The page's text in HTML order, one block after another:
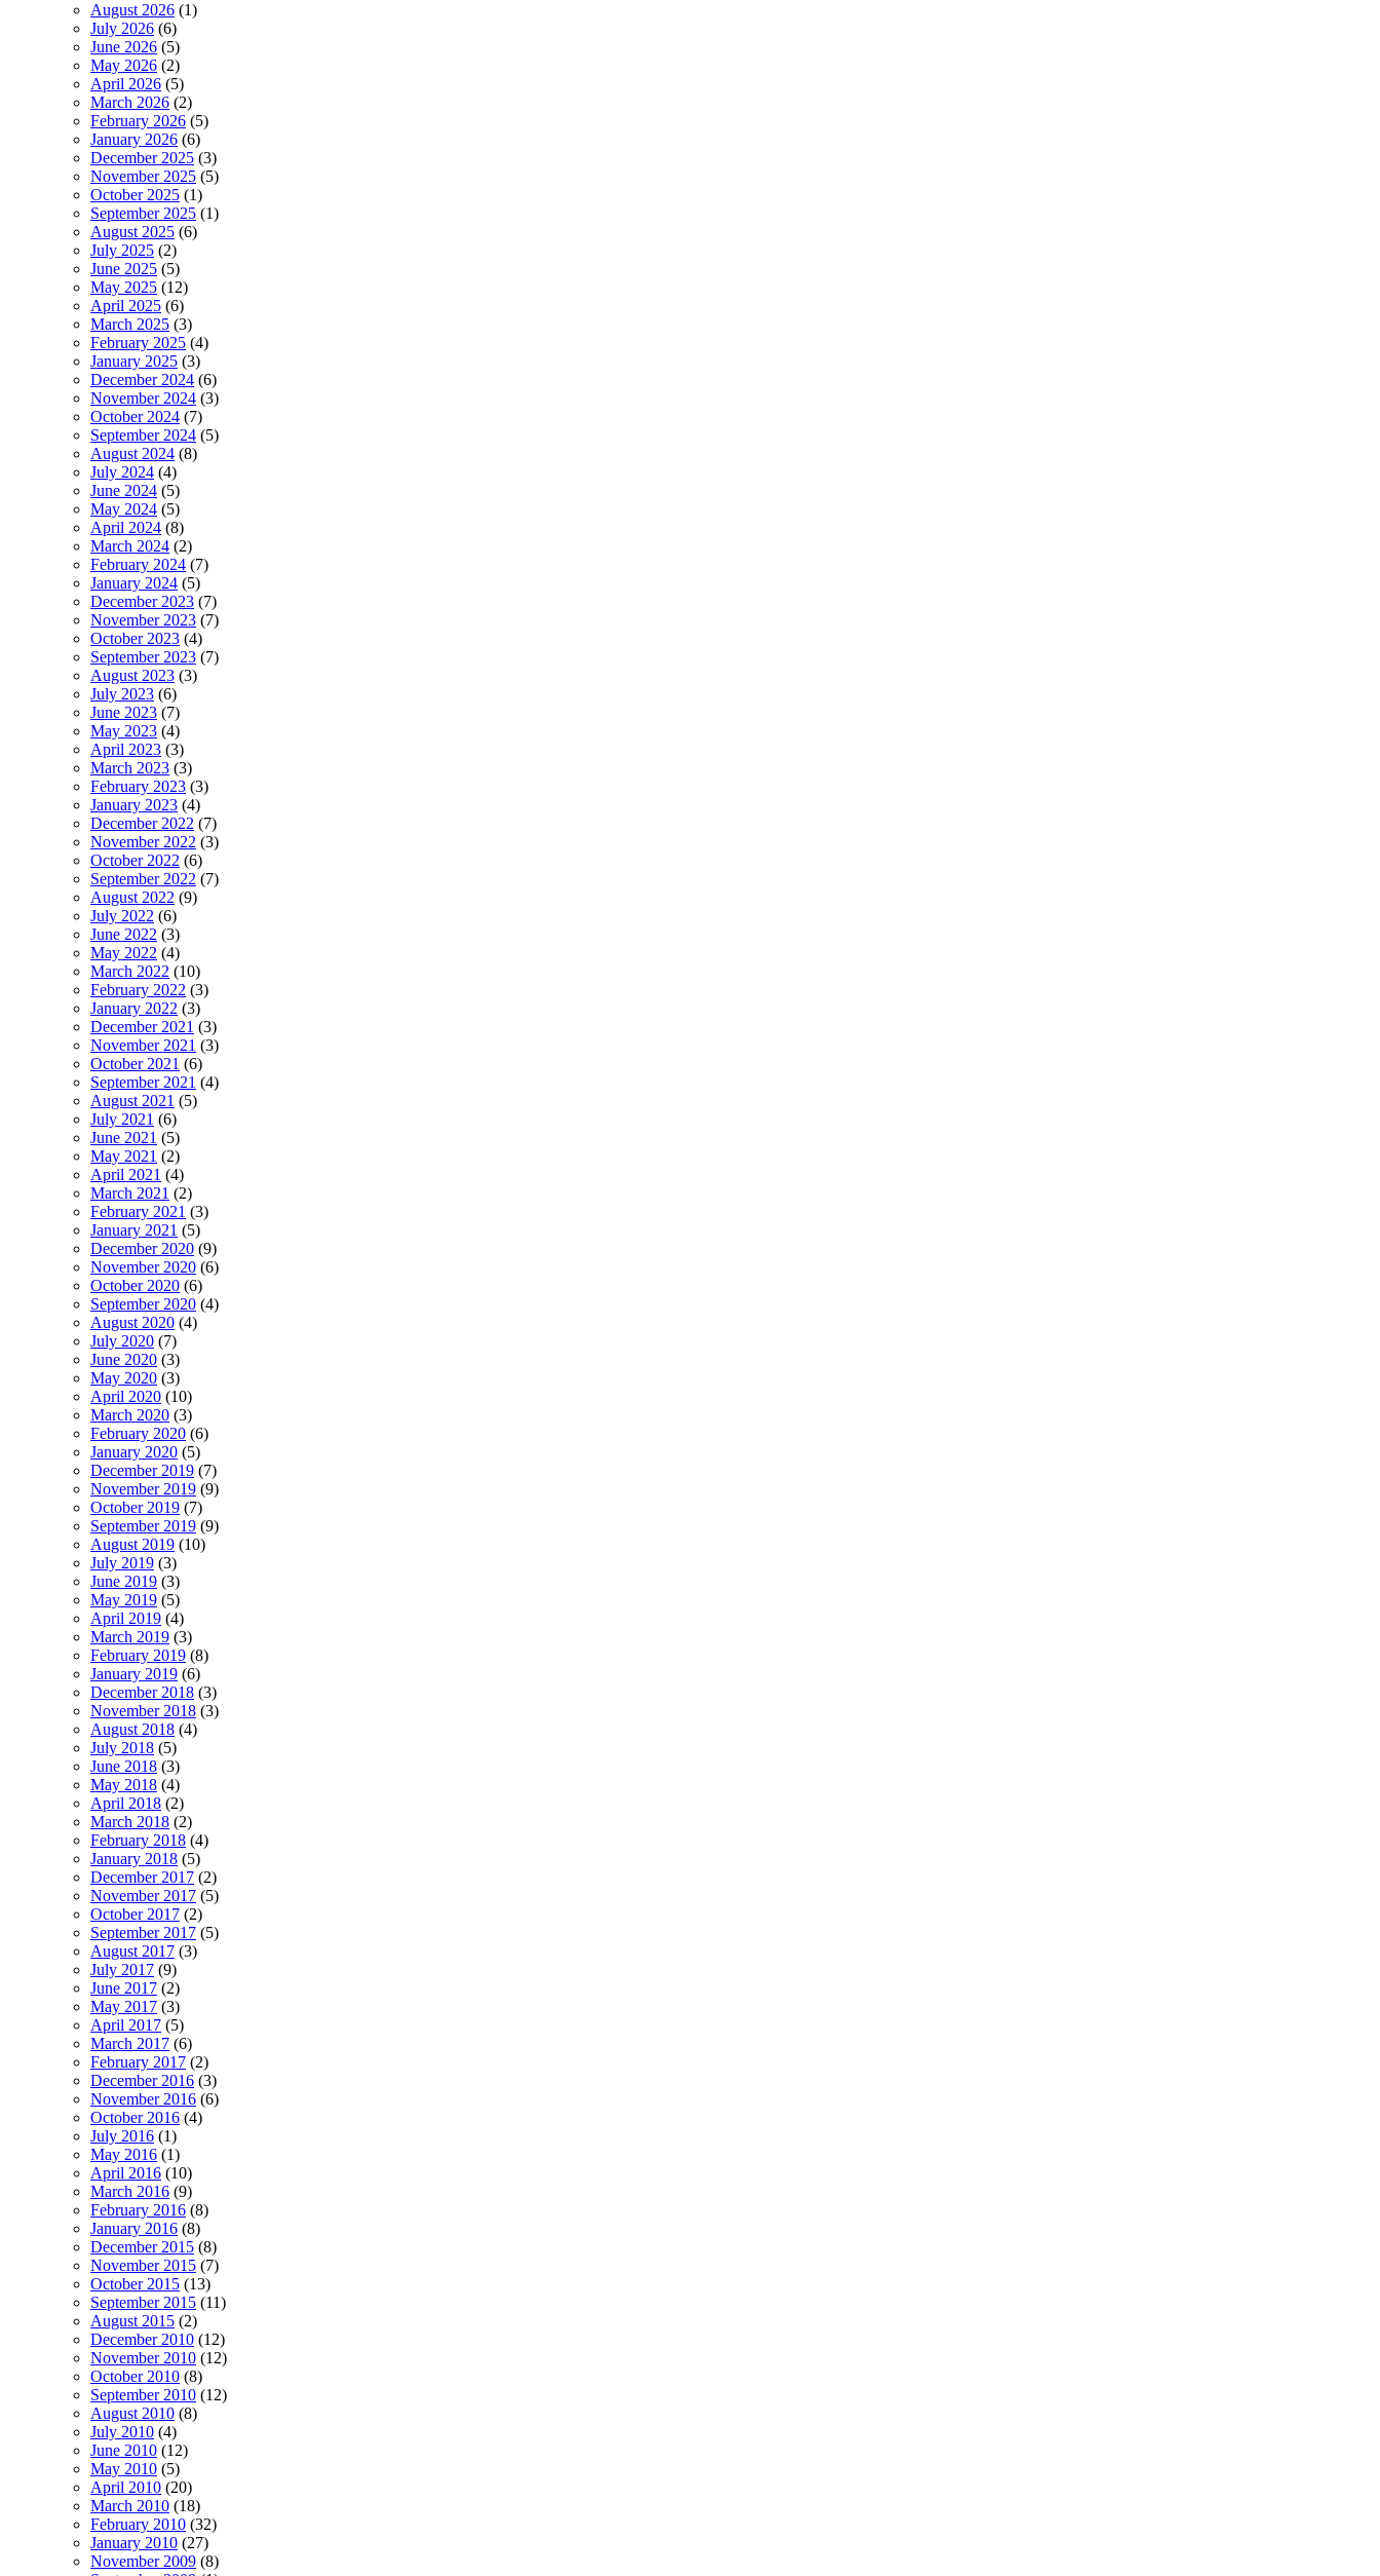
August 2026 (1)
July 2026 (6)
June 2026 (5)
May 2026 (2)
April 2026 (5)
March 2026 (2)
February 2026 (5)
January 2026 (6)
December 2025 (3)
November 2025 (5)
October 2025 (1)
September 2025 (1)
August 2025 (6)
July 2025 (2)
June 2025 (5)
May 2025 (12)
April 2025 (6)
March 2025 (3)
February 2025 (4)
January 2025 (3)
December 2024 (6)
November 2024 (3)
October 2024 (7)
September 2024 (5)
August 2024 (8)
July 2024 (4)
June 2024 (5)
May 2024 (5)
April 2024 (8)
March 2024 (2)
February 2024 (7)
January 2024 (5)
December 2023 (7)
November 2023 (7)
October 2023 (4)
September 2023 (7)
August 2023 (3)
July 2023 (6)
June 2023 (7)
May 2023 (4)
April 2023 (3)
March 2023 (3)
February 2023 (3)
January 2023 (4)
December 2022 (7)
November 2022 (3)
October 2022 (6)
September 2022 (7)
August 2022 (9)
July 2022 (6)
June 2022 (3)
May 2022 (4)
March 2022 (10)
February 2022 (3)
January 2022 (3)
December 2021 (3)
November 2021 (3)
October 2021 (6)
September 2021 (4)
August 2021 (5)
July 2021 (6)
June 2021 (5)
May 2021 (2)
April 2021 (4)
March 2021 (2)
February 2021 (3)
January 2021 (5)
December 2020 (9)
November 2020 (6)
October 2020 (6)
September 2020 (4)
August 2020 (4)
July 2020 (7)
June 2020 (3)
May 2020 (3)
April 2020 (10)
March 2020 (3)
February 2020 (6)
January 2020 (5)
December 2019 (7)
November 2019 (9)
October 2019 (7)
September 2019 (9)
August 2019 (10)
July 2019 (3)
June 2019 (3)
May 2019 (5)
April 2019 (4)
March 2019 (3)
February 2019 (8)
January 2019 (6)
December 2018 (3)
November 2018 (3)
August 2018 (4)
July 2018 (5)
June 2018 (3)
May 2018 (4)
April 2018 (2)
March 2018 (2)
February 2018 (4)
January 2018 (5)
December 2017 (2)
November 2017 (5)
October 2017 (2)
September 2017 (5)
August 2017 (3)
July 2017 (9)
June 2017 (2)
May 2017 (3)
April 2017 (5)
March 2017 (6)
February 2017 (2)
December 2016 (3)
November 2016 (6)
October 2016 (4)
July 2016 (1)
May 2016 (1)
April 2016 (10)
March 2016 (9)
February 2016 (8)
January 2016 (8)
December 2015 (8)
November 2015 (7)
October 2015 (13)
September 2015 (11)
August 2015 (2)
December 2010 (12)
November 2010 (12)
October 2010 (8)
September 2010 (12)
August 2010 (8)
July 2010 (4)
June 2010 (12)
May 2010 (5)
April 2010 (20)
March 2010 (18)
February 2010 (32)
January 2010 (27)
November 2009 (8)